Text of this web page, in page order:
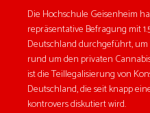
Die Hochschule Geisenheim
repräsentative Befragung mit
Deutschland durchgeführt,
rund um den privaten
ist die Teillegalisierung von
Deutschland, die seit knapp
kontrovers diskutiert wird.